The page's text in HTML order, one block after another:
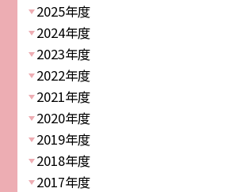
2025年度
2024年度
2023年度
2022年度
2021年度
2020年度
2019年度
2018年度
2017年度